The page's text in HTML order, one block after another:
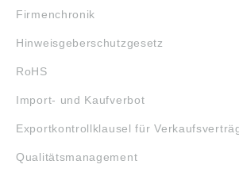
Firmenchronik
Hinweisgeberschutzgesetz
RoHS
Import- und Kaufverbot
Exportkontrollklausel für
Qualitätsmanagement